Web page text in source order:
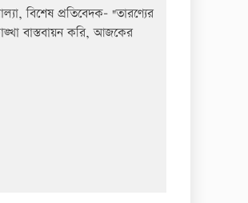
বিশেষ প্রতিবেদক- "তারণ্যের
বাস্তবায়ন করি, আজকের